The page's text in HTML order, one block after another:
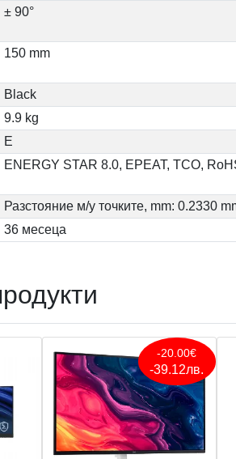
± 90°
150 mm
Black
9.9 kg
Е
ENERGY STAR 8.0, EPEAT, TCO,
Разстояние м/у точките, mm: 0.2330
36 месеца
-20.00€
-39.12лв.